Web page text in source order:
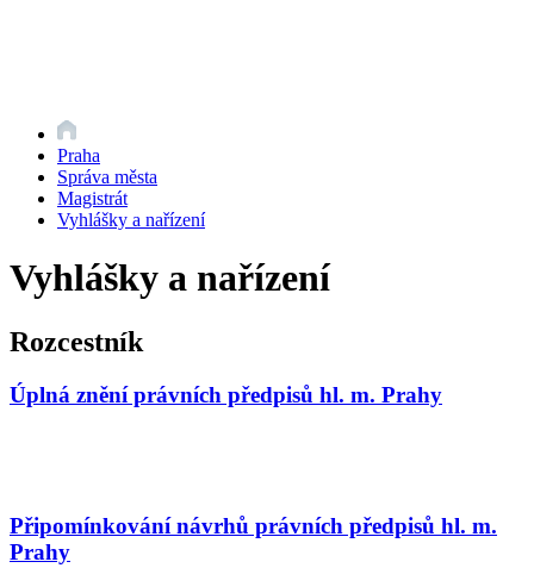
Praha
Správa města
Magistrát
Vyhlášky a nařízení
Vyhlášky a nařízení
Rozcestník
Úplná znění právních předpisů hl. m. Prahy
Připomínkování návrhů právních předpisů hl. m.
Prahy